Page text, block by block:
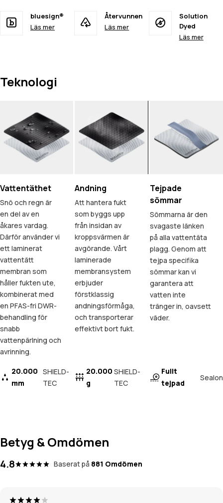
bluesign®
Läs mer
Återvunnen
Läs mer
Solution
Dyed
Läs mer
Teknologi
Vattentäthet
Snö och regn är
en del av en
åkares vardag.
Därför använder vi
ett laminerat
vattentätt
membran som
håller fukten ute,
kombinerat med
en PFAS-fri DWR-
behandling för
snabb
vattenpärlning och
avrinning.
20.000
mm
SHIELD-
TEC
Andning
Att hantera fukt
som byggs upp
från insidan av
kroppsvärmen är
avgörande. Vårt
laminerade
membransystem
erbjuder
förstklassig
andningsförmåga,
och transporterar
effektivt bort fukt.
20.000
g
SHIELD-
TEC
Tejpade
sömmar
Sömmarna är den
svagaste länken
på alla vattentäta
plagg. Genom att
tejpa specifika
sömmar kan vi
garantera att
vatten inte
tränger in, oavsett
väder.
Fullt
tejpad
Sealon
Betyg & Omdömen
4.8 Baserat på 881 Omdömen